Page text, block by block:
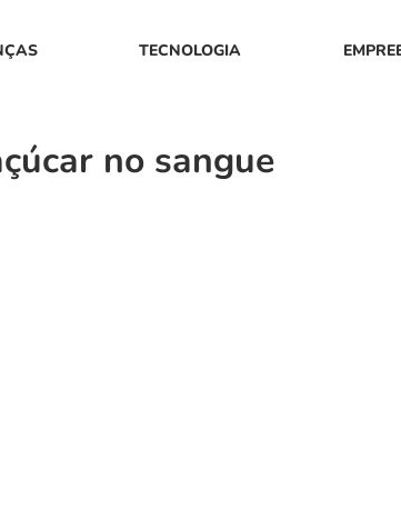
TECNOLOGIA
no sangue